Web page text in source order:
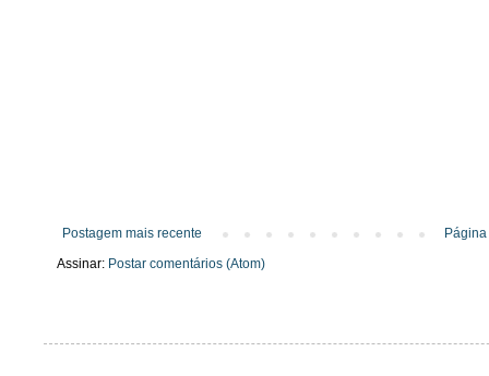
Postagem mais recente
Assinar: Postar comentários (Atom)